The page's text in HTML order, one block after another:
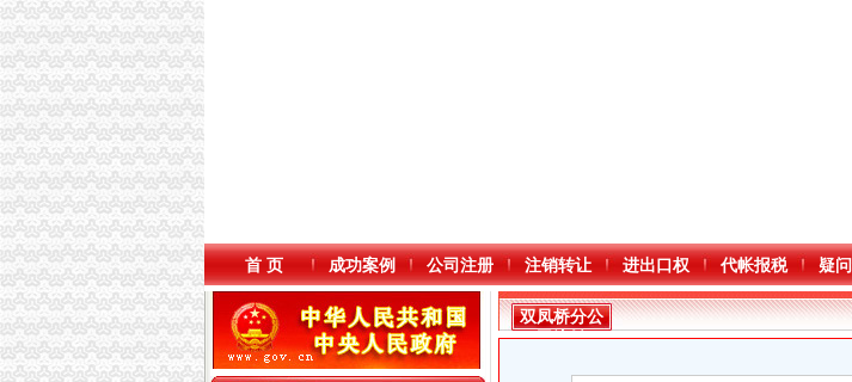
首 页 成功案例 公司注册 注销转让 进出口权 代帐报税 疑
双凤桥分公
司注销